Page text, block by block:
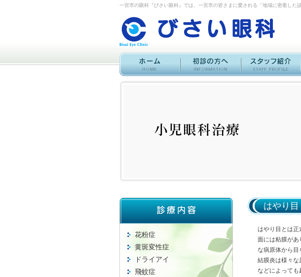
一宮市の眼科『びさい眼科』では、一宮市の皆さまに愛される「地域に密着した
はやり目
はやり目とは正
面には粘膜があ
な病原体から目
結膜炎は様々な
などによっても
花粉症
黄斑変性症
ドライアイ
飛蚊症